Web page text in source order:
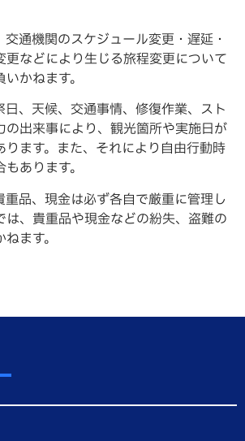
通機関のスケジュール変更・遅延・
更などにより生じる旅程変更について
かねます。
、天候、交通事情、修復作業、スト
の出来事により、観光箇所や実施日が
ます。また、それにより自由行動時
あります。
品、現金は必ず各自で厳重に管理し
は、貴重品や現金などの紛失、盗難の
ます。